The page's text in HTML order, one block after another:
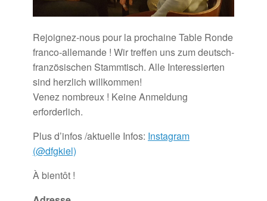
Rejoignez-nous pour la prochaine Table Ronde
franco-allemande ! Wir treffen uns zum deutsch-
französischen Stammtisch. Alle Interessierten
sind herzlich willkommen!
Venez nombreux ! Keine Anmeldung
erforderlich.
Plus d’infos /aktuelle Infos: Instagram
(@dfgkiel)
À bientôt !